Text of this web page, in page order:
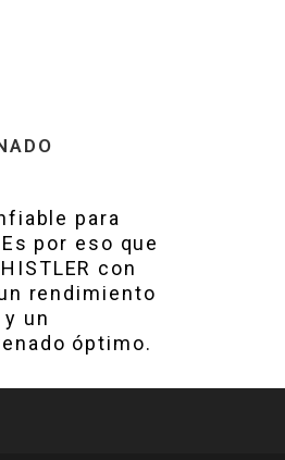
para
por eso que
con
rendimiento
un
óptimo.